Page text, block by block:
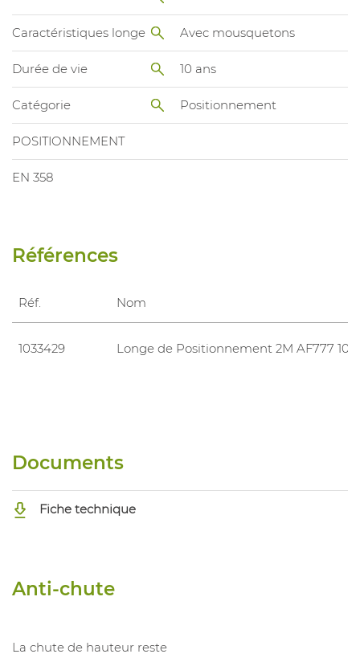
Caractéristiques longe Avec mousquetons
Durée de vie 10 ans
Catégorie Positionnement
POSITIONNEMENT
EN 358
Références
Réf. Nom
1033429 Longe de Positionnement 2M AF777
Documents
Fiche technique
Anti-chute
La chute de hauteur reste